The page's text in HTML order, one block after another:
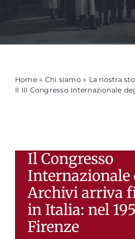
News
Home» Chi siamo» La nostra
Il III Congresso Internazionale
Il Congresso
Internazionale
Archivi arriva
in Italia: nel
Firenze